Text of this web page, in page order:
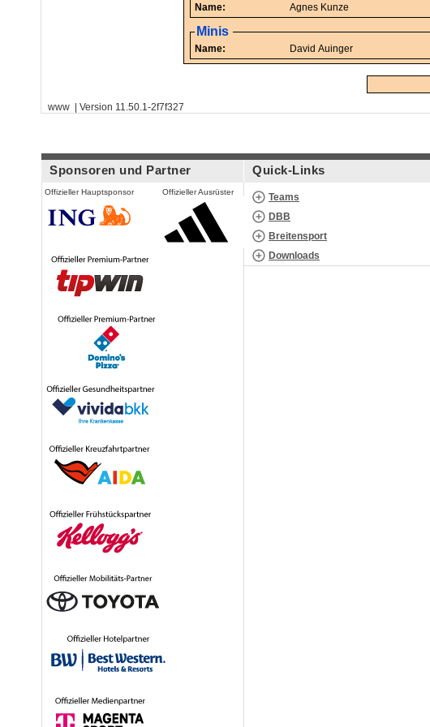
Name: Agnes Kunze
Minis
Name: David Auinger
www | Version 11.50.1-2f7f327
Sponsoren und Partner
Offizieller Hauptsponsor Offizieller Ausrüster
Quick-Links
Teams
DBB
Breitensport
Downloads